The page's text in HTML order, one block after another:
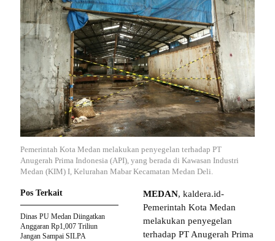
Pemerintah Kota Medan melakukan penyegelan terhadap PT
Anugerah Prima Indonesia (API), yang berada di Kawasan Industri
Medan (KIM) I, Kelurahan Mabar Kecamatan Medan Deli.
MEDAN, kaldera.id-
Pemerintah Kota Medan
melakukan penyegelan
terhadap PT Anugerah Prima
Pos Terkait
Dinas PU Medan Diingatkan
Anggaran Rp1,007 Triliun
Jangan Sampai SILPA